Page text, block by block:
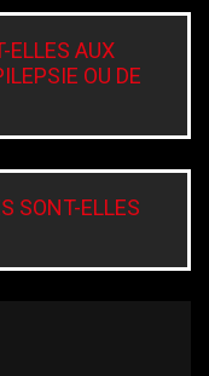
ELLES AUX
OU DE
SONT-ELLES